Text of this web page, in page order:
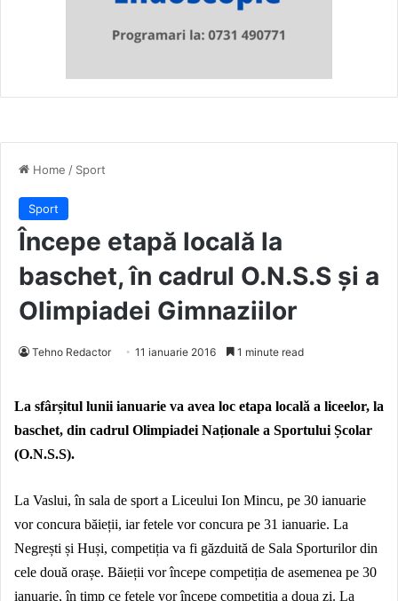
Home / Sport
Sport
Începe etapă locală la
baschet, în cadrul O.N.S.S și a
Olimpiadei Gimnaziilor
Tehno Redactor 11 ianuarie 2016 1 minute read
La sfârșitul lunii ianuarie va avea loc etapa locală a liceelor, la
baschet, din cadrul Olimpiadei Naționale a Sportului Școlar
(O.N.S.S).
La Vaslui, în sala de sport a Liceului Ion Mincu, pe 30 ianuarie
vor concura băieții, iar fetele vor concura pe 31 ianuarie. La
Negrești și Huși, competiția va fi găzduită de Sala Sporturilor din
cele două orașe. Băieții vor începe competiția de asemenea pe 30
ianuarie, în timp ce fetele vor începe competiția a doua zi. La